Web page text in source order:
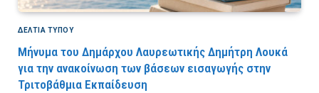
ΔΕΛΤΙΑ ΤΥΠΟΥ
Μήνυμα του Δημάρχου Λαυρεωτικής Δημήτρη Λουκά
για την ανακοίνωση των βάσεων εισαγωγής στην
Τριτοβάθμια Εκπαίδευση